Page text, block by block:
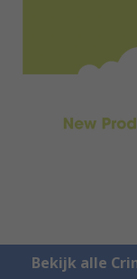
Bekijk alle